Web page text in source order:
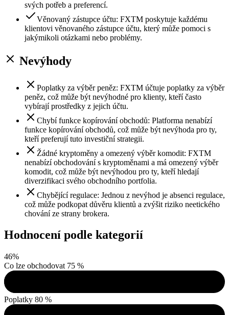
svých potřeb a preferencí.
Věnovaný zástupce účtu: FXTM poskytuje každému
klientovi věnovaného zástupce účtu, který může pomoci s
jakýmikoli otázkami nebo problémy.
Nevýhody
Poplatky za výběr peněz: FXTM účtuje poplatky za výběr
peněz, což může být nevýhodné pro klienty, kteří často
vybírají prostředky z jejich účtu.
Chybí funkce kopírování obchodů: Platforma nenabízí
funkce kopírování obchodů, což může být nevýhoda pro ty,
kteří preferují tuto investiční strategii.
Žádné kryptoměny a omezený výběr komodit: FXTM
nenabízí obchodování s kryptoměnami a má omezený výběr
komodit, což může být nevýhodou pro ty, kteří hledají
diverzifikaci svého obchodního portfolia.
Chybějící regulace: Jednou z nevýhod je absenci regulace,
což může podkopat důvěru klientů a zvýšit riziko neetického
chování ze strany brokera.
Hodnocení podle kategorií
46%
Co lze obchodovat 75 %
Poplatky 80 %